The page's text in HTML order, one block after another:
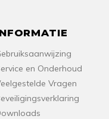
en Onderhoud
Vragen